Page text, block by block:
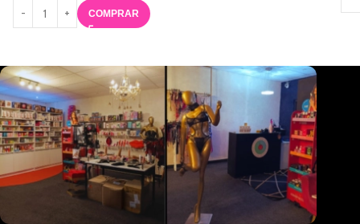
COMPRAR